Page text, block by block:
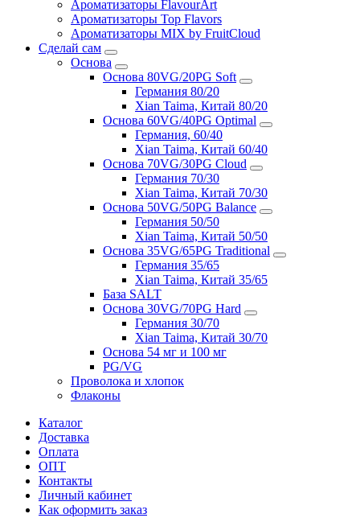
Ароматизаторы FlavourArt
Ароматизаторы Top Flavors
Ароматизаторы MIX by FruitCloud
Сделай сам
Основа
Основа 80VG/20PG Soft
Германия 80/20
Xian Taima, Китай 80/20
Основа 60VG/40PG Optimal
Германия, 60/40
Xian Taima, Китай 60/40
Основа 70VG/30PG Cloud
Германия 70/30
Xian Taima, Китай 70/30
Основа 50VG/50PG Balance
Германия 50/50
Xian Taima, Китай 50/50
Основа 35VG/65PG Traditional
Германия 35/65
Xian Taima, Китай 35/65
База SALT
Основа 30VG/70PG Hard
Германия 30/70
Xian Taima, Китай 30/70
Основа 54 мг и 100 мг
PG/VG
Проволока и хлопок
Флаконы
Каталог
Доставка
Оплата
ОПТ
Контакты
Личный кабинет
Как оформить заказ